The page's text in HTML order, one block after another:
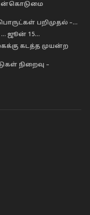
வன்கொடுமை
பறிமுதல் –…
… ஜூன் 15…
கடத்த முயன்ற
நிறைவு –